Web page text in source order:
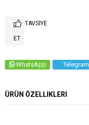
TAVSIYE
ET
WhatsApp Telegram
ÜRÜN ÖZELLIKLERI